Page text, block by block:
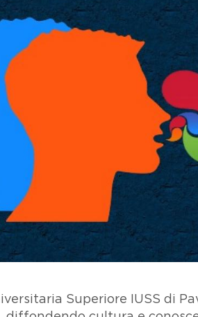
Superiore IUSS di